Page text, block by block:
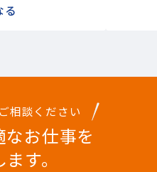
相談ください
お仕事を
す。